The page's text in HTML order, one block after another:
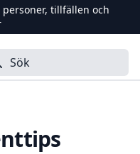
tillfällen och